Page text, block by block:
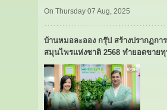
On Thursday 07 Aug, 2025
บ้านหมอละออง กรุ๊ป สร้างปรากฏกา
สมุนไพรแห่งชาติ 2568 ทำยอดขาย